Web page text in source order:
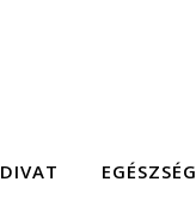
DIVAT EGÉSZSÉG